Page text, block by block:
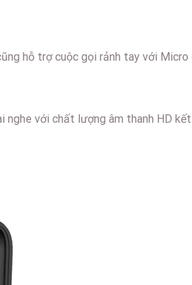
hỗ trợ cuộc gọi rảnh tay với
với chất lượng âm thanh HD